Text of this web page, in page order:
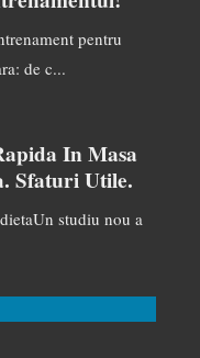
pentru
de c...
In Masa
Sfaturi Utile.
studiu nou a